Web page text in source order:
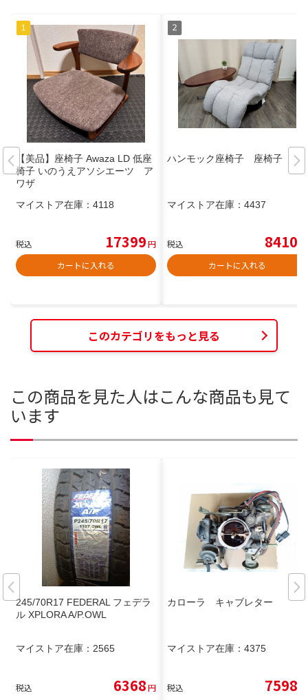
【美品】座椅子 Awaza LD 低座
椅子 いのうえアソシエーツ ア
ワザ
マイストア在庫： 4118
税込 17399円
カートに入れる
ハンモック座椅子 座椅子
マイストア在庫： 4437
税込 8410
カートに入れる
このカテゴリをもっと見る
この商品を見た人はこんな商品も見て
います
245/70R17 FEDERAL フェデラ
ル XPLORA A/P.OWL
マイストア在庫： 2565
税込 6368円
カローラ キャブレター
マイストア在庫： 4375
税込 7598